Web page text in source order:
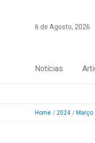
6 de Agosto, 2026
Notícias
Home 2024 Março